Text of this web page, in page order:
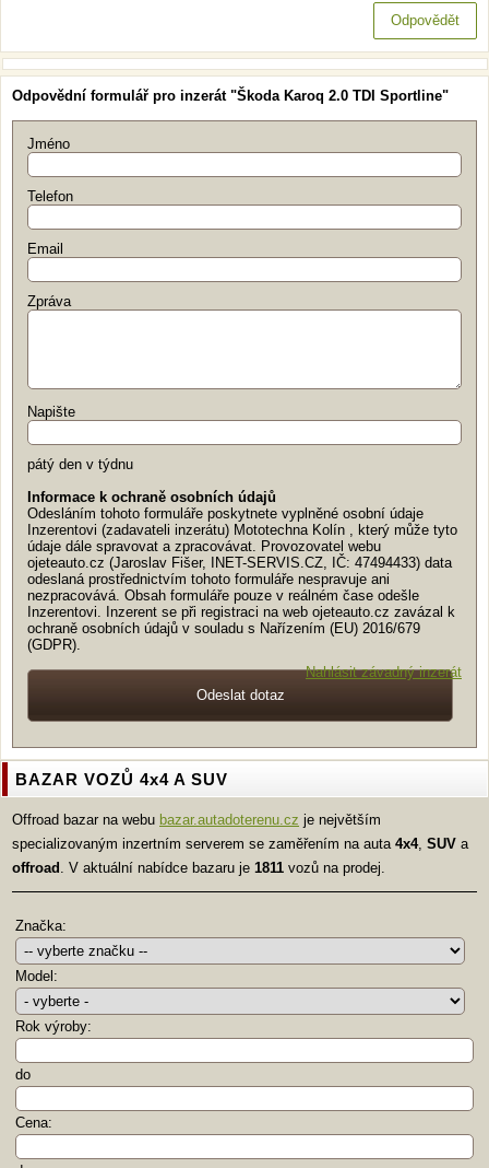
Odpovědět
Odpovědní formulář pro inzerát "Škoda Karoq 2.0 TDI Sportline"
Jméno
Telefon
Email
Zpráva
Napište
pátý den v týdnu
Informace k ochraně osobních údajů
Odesláním tohoto formuláře poskytnete vyplněné osobní údaje
Inzerentovi (zadavateli inzerátu) Mototechna Kolín , který může tyto
údaje dále spravovat a zpracovávat. Provozovatel webu
ojeteauto.cz (Jaroslav Fišer, INET-SERVIS.CZ, IČ: 47494433) data
odeslaná prostřednictvím tohoto formuláře nespravuje ani
nezpracovává. Obsah formuláře pouze v reálném čase odešle
Inzerentovi. Inzerent se při registraci na web ojeteauto.cz zavázal k
ochraně osobních údajů v souladu s Nařízením (EU) 2016/679
(GDPR).
Nahlásit závadný inzerát
BAZAR VOZŮ 4x4 A SUV
Offroad bazar na webu bazar.autadoterenu.cz je největším
specializovaným inzertním serverem se zaměřením na auta 4x4, SUV a
offroad
. V aktuální nabídce bazaru je 1811 vozů na prodej.
Značka:
Model:
Rok výroby:
do
Cena: